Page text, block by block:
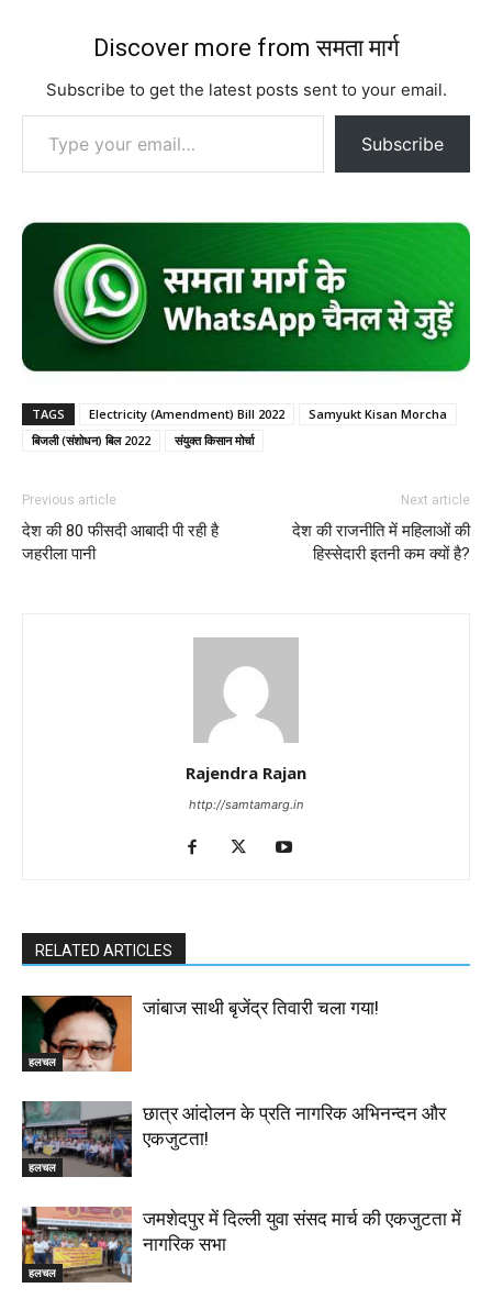
Discover more from समता मार्ग
Subscribe to get the latest posts sent to your email.
Type your email…
Subscribe
TAGS Electricity (Amendment) Bill 2022
Samyukt Kisan Morcha
बिजली (संशोधन) बिल 2022
संयुक्त किसान मोर्चा
Previous article
देश की 80 फीसदी आबादी पी रही है
जहरीला पानी
Next article
देश की राजनीति में महिलाओं की‌
हिस्सेदारी इतनी कम क्यों है?
Rajendra Rajan
http://samtamarg.in
RELATED ARTICLES
हलचल
जांबाज साथी बृजेंद्र तिवारी चला गया!
हलचल
छात्र आंदोलन के प्रति नागरिक अभिनन्दन और
एकजुटता!
हलचल
जमशेदपुर में दिल्ली युवा संसद मार्च की एकजुटता में
नागरिक सभा